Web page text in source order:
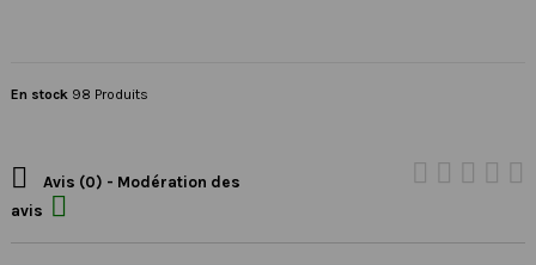
En stock 98 Produits

Avis (0) - Modération des
avis 